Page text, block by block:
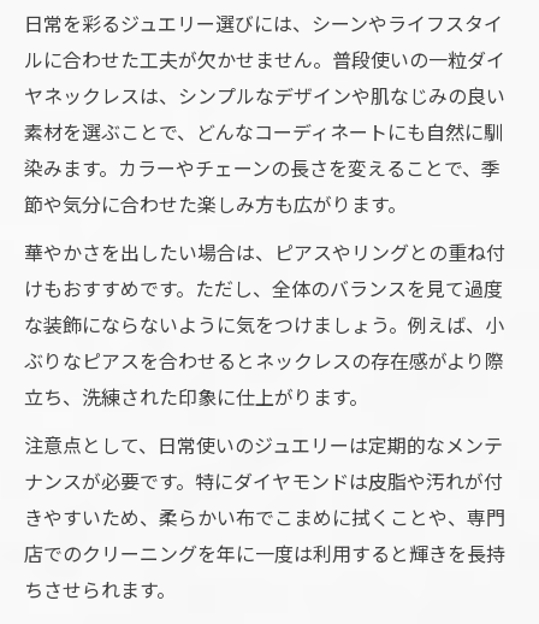
日常を彩るジュエリー選びには、シーンやライフスタイ
ルに合わせた工夫が欠かせません。普段使いの一粒ダイ
ヤネックレスは、シンプルなデザインや肌なじみの良い
素材を選ぶことで、どんなコーディネートにも自然に馴
染みます。カラーやチェーンの長さを変えることで、季
節や気分に合わせた楽しみ方も広がります。
華やかさを出したい場合は、ピアスやリングとの重ね付
けもおすすめです。ただし、全体のバランスを見て過度
な装飾にならないように気をつけましょう。例えば、小
ぶりなピアスを合わせるとネックレスの存在感がより際
立ち、洗練された印象に仕上がります。
注意点として、日常使いのジュエリーは定期的なメンテ
ナンスが必要です。特にダイヤモンドは皮脂や汚れが付
きやすいため、柔らかい布でこまめに拭くことや、専門
店でのクリーニングを年に一度は利用すると輝きを長持
ちさせられます。